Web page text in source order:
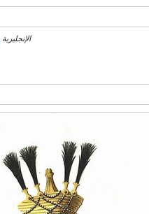
الإنجليزية